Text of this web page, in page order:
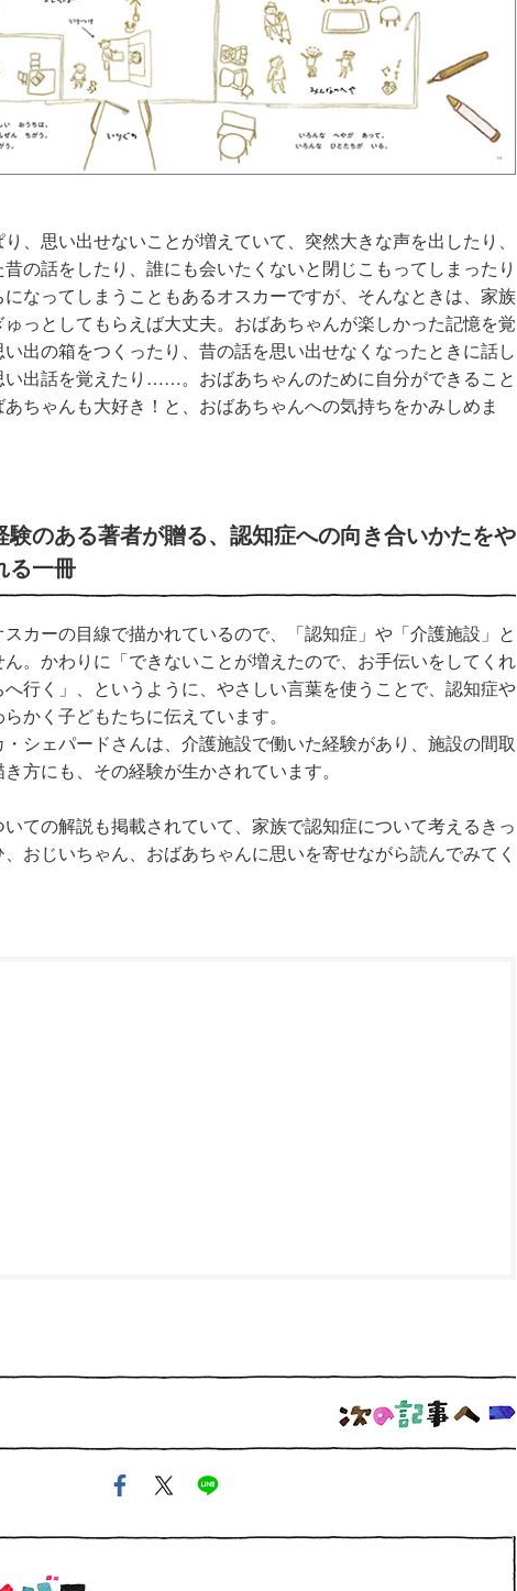
、思い出せないことが増えていて、突然大きな声を出したり、
の話をしたり、誰にも会いたくないと閉じこもってしまったり
なってしまうこともあるオスカーですが、そんなときは、家族
っとしてもらえば大丈夫。 おばあちゃんが楽しかった記憶を覚
出の箱をつくったり、昔の話を思い出せなくなったときに話し
い出話を覚えたり……。おばあちゃんのために自分ができること
あちゃんも大好き！と、おばあちゃんへの気持ちをかみしめま
のある著者が贈る、認知症への向き合いかたをや
る一冊
カーの目線で描かれているので、「認知症」や「介護施設」と
。かわりに「できないことが増えたので、お手伝いをしてくれ
行く」、というように、やさしい言葉を使うことで、認知症や
かく子どもたちに伝えています。
シェパードさんは、介護施設で働いた経験があり、施設の間取
方にも、その経験が生かされています。
ての解説も掲載されていて、家族で認知症について考えるきっ
おじいちゃん、おばあちゃんに思いを寄せながら読んでみてく